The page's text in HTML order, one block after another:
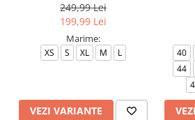
249,99 Lei
199,99 Lei
Marime:
XS S XL M L
VEZI VARIANTE
40
44